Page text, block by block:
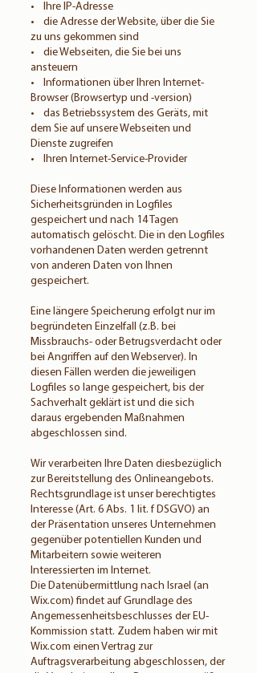
• Ihre IP-Adresse
• die Adresse der Website, über die Sie
zu uns gekommen sind
• die Webseiten, die Sie bei uns
ansteuern
• Informationen über Ihren Internet-
Browser (Browsertyp und -version)
• das Betriebssystem des Geräts, mit
dem Sie auf unsere Webseiten und
Dienste zugreifen
• Ihren Internet-Service-Provider
Diese Informationen werden aus
Sicherheitsgründen in Logfiles
gespeichert und nach 14 Tagen
automatisch gelöscht. Die in den Logfiles
vorhandenen Daten werden getrennt
von anderen Daten von Ihnen
gespeichert.
Eine längere Speicherung erfolgt nur im
begründeten Einzelfall (z.B. bei
Missbrauchs- oder Betrugsverdacht oder
bei Angriffen auf den Webserver). In
diesen Fällen werden die jeweiligen
Logfiles so lange gespeichert, bis der
Sachverhalt geklärt ist und die sich
daraus ergebenden Maßnahmen
abgeschlossen sind.
Wir verarbeiten Ihre Daten diesbezüglich
zur Bereitstellung des Onlineangebots.
Rechtsgrundlage ist unser berechtigtes
Interesse (Art. 6 Abs. 1 lit. f DSGVO) an
der Präsentation unseres Unternehmen
gegenüber potentiellen Kunden und
Mitarbeitern sowie weiteren
Interessierten im Internet.
Die Datenübermittlung nach Israel (an
Wix.com) findet auf Grundlage des
Angemessenheitsbeschlusses der EU-
Kommission statt. Zudem haben wir mit
Wix.com einen Vertrag zur
Auftragsverarbeitung abgeschlossen, der